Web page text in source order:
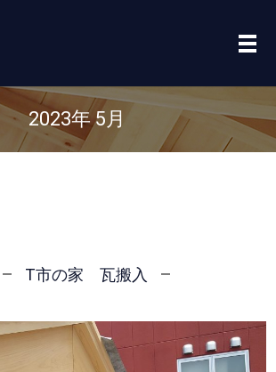
メ
2023年 5月
T市の家 瓦搬入